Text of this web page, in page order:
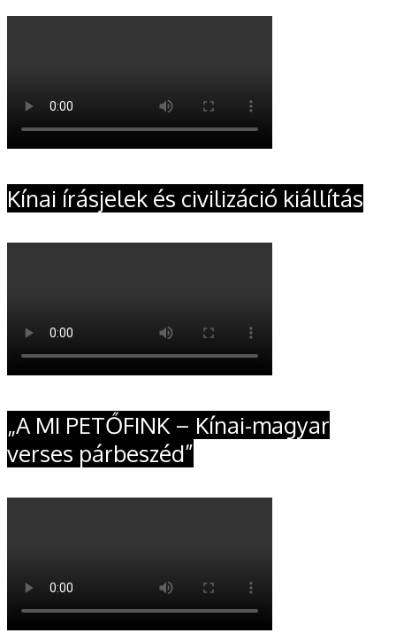
Kínai írásjelek és civilizáció kiállítás
„A MI PETŐFINK – Kínai-magyar
verses párbeszéd”